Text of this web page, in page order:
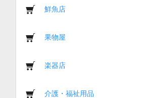
鮮魚店
果物屋
楽器店
介護・福祉用品